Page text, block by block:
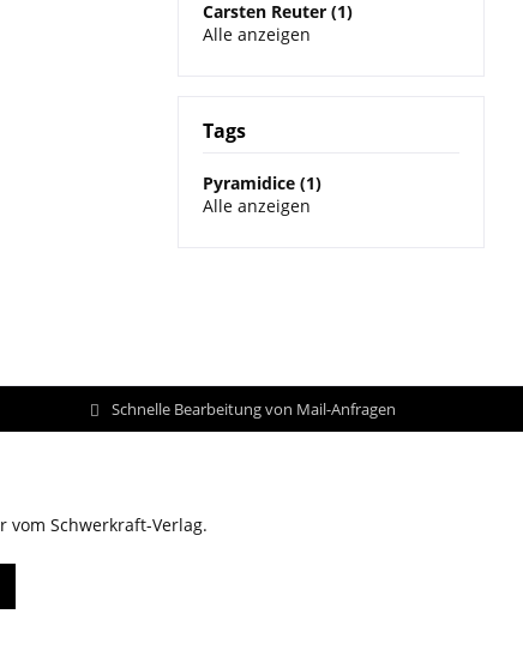
Carsten Reuter (1)
Alle anzeigen
Tags
Pyramidice (1)
Alle anzeigen
Schnelle Bearbeitung von Mail-Anfragen
vom Schwerkraft-Verlag.